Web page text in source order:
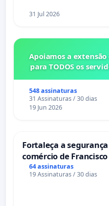
31 Jul 2026
Apoiamos a extensão
para TODOS os
548 assinaturas
31 Assinaturas / 30 dias
19 Jun 2026
Fortaleça a
comércio de
64 assinaturas
19 Assinaturas / 30 dias